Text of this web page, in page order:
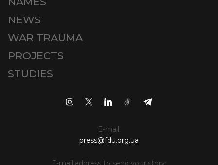
NEWS
WAR TRAUMA
PROJECTS
STUDIES
E-mail:
press@fdu.org.ua